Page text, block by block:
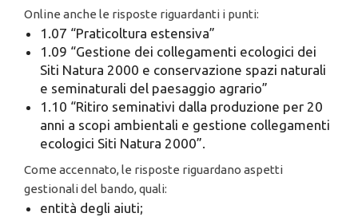
Online anche le risposte riguardanti i punti:
1.07 “Praticoltura estensiva”
1.09 “Gestione dei collegamenti ecologici dei
Siti Natura 2000 e conservazione spazi naturali
e seminaturali del paesaggio agrario”
1.10 “Ritiro seminativi dalla produzione per 20
anni a scopi ambientali e gestione collegamenti
ecologici Siti Natura 2000”.
Come accennato, le risposte riguardano aspetti
gestionali del bando, quali:
entità degli aiuti;